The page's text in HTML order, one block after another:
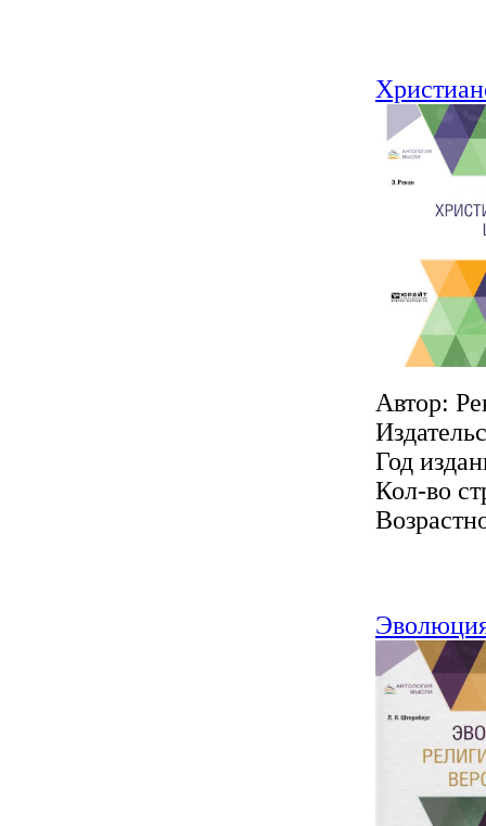
Автор:
Год
Кол-во